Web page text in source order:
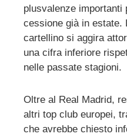
plusvalenze importanti
cessione già in estate.
cartellino si aggira
una cifra inferiore
nelle passate stagioni.
Oltre al Real Madrid,
altri top club europei,
che avrebbe chiesto